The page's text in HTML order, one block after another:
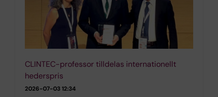
CLINTEC-professor tilldelas internationellt
hederspris
2026-07-03 12:34